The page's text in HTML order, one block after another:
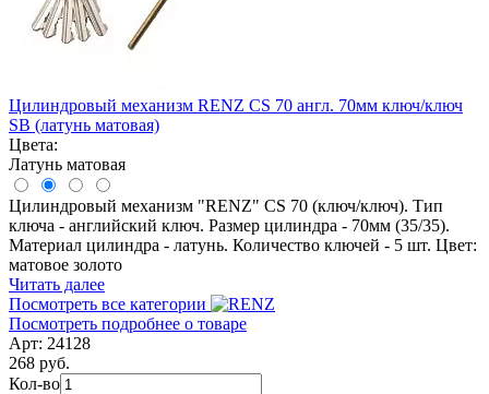
Цилиндровый механизм RENZ CS 70 англ. 70мм ключ/ключ
SB (латунь матовая)
Цвета:
Латунь матовая
Цилиндровый механизм "RENZ" CS 70 (ключ/ключ). Тип
ключа - английский ключ. Размер цилиндра - 70мм (35/35).
Материал цилиндра - латунь. Количество ключей - 5 шт. Цвет:
матовое золото
Читать далее
Посмотреть все категории
Посмотреть подробнее о товаре
Арт: 24128
268 руб.
Кол-во